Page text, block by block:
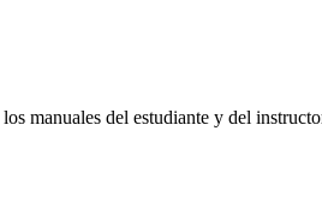
manuales del estudiante y del